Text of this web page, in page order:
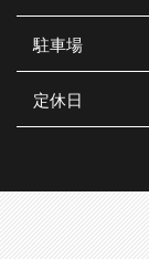
駐車場
定休日